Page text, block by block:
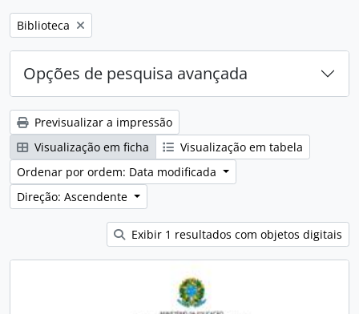
Remover filtro:
Biblioteca
Opções de pesquisa avançada
Previsualizar a impressão
Visualização em ficha
Visualização em tabela
Ordenar por ordem: Data modificada
Direção: Ascendente
Exibir 1 resultados com objetos digitais